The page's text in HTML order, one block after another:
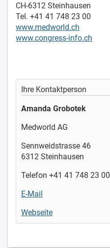
CH-6312 Steinhausen
Tel. +41 41 748 23 00
www.medworld.ch
www.congress-info.ch
Ihre Kontaktperson
Amanda Grobotek
Medworld AG
Sennweidstrasse 46
6312 Steinhausen
Telefon +41 41 748 23 00
E-Mail
Webseite